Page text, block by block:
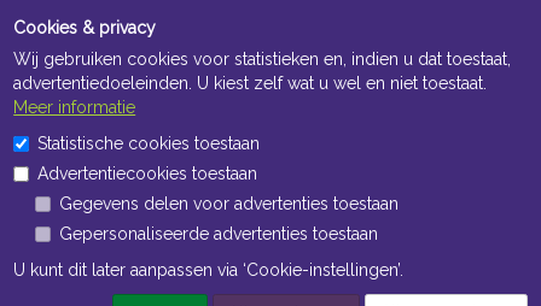
Cookies & privacy
Wij gebruiken cookies voor statistieken en, indien u dat toestaat,
advertentiedoeleinden. U kiest zelf wat u wel en niet toestaat.
Meer informatie
Statistische cookies toestaan
Advertentiecookies toestaan
Gegevens delen voor advertenties toestaan
Gepersonaliseerde advertenties toestaan
U kunt dit later aanpassen via ‘Cookie-instellingen’.